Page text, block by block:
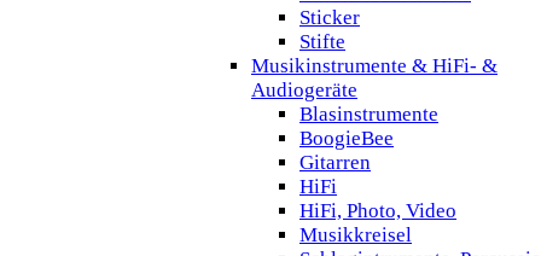
Sticker
Stifte
Musikinstrumente & HiFi- &
Audiogeräte
Blasinstrumente
BoogieBee
Gitarren
HiFi
HiFi, Photo, Video
Musikkreisel